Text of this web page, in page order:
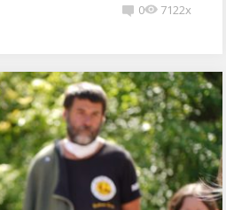
0 7122x